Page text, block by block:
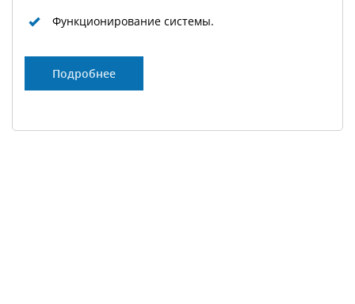
Функционирование системы.
Подробнее